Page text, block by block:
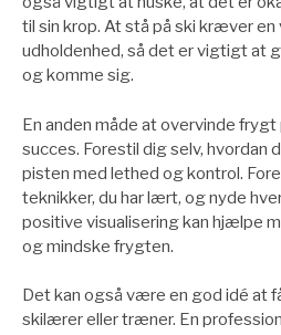
til sin krop. At stå på ski kræver
udholdenhed, så det er vigtigt at
og komme sig.
En anden måde at overvinde frygt
succes. Forestil dig selv, hvordan
pisten med lethed og kontrol.
teknikker, du har lært, og nyde
positive visualisering kan hjælpe
og mindske frygten.
Det kan også være en god idé at
skilærer eller træner. En